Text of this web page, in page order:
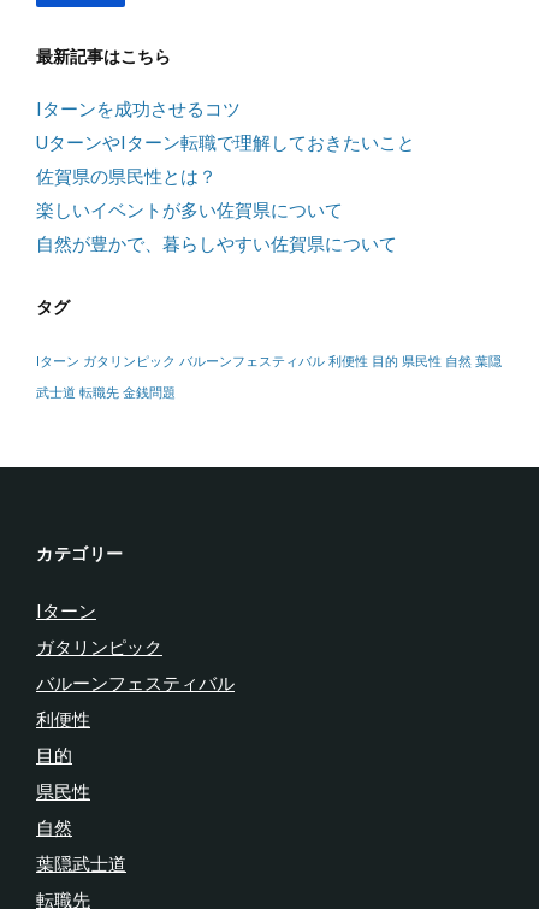
最新記事はこちら
Iターンを成功させるコツ
UターンやIターン転職で理解しておきたいこと
佐賀県の県民性とは？
楽しいイベントが多い佐賀県について
自然が豊かで、暮らしやすい佐賀県について
タグ
Iターン ガタリンピック バルーンフェスティバル 利便性 目的 県民性 自然 葉隠
武士道 転職先 金銭問題
カテゴリー
Iターン
ガタリンピック
バルーンフェスティバル
利便性
目的
県民性
自然
葉隠武士道
転職先